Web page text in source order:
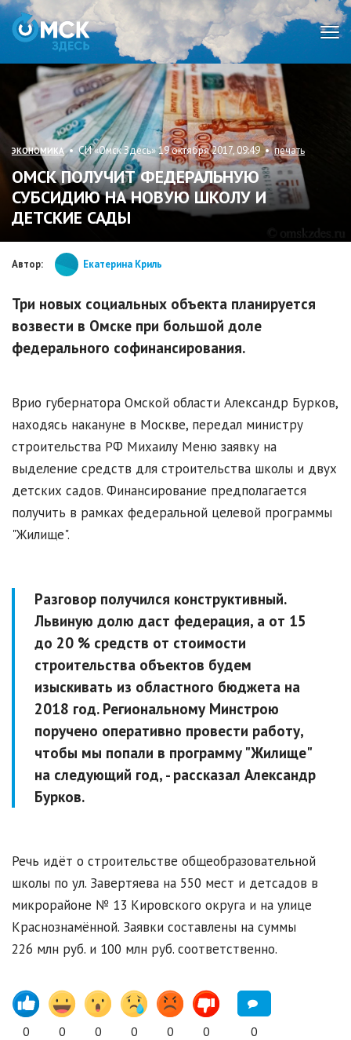
ЭКОНОМИКА• СИ «Омск Здесь» 19 октября 2017, 09:49 •печать
ОМСК ПОЛУЧИТ ФЕДЕРАЛЬНУЮ
СУБСИДИЮ НА НОВУЮ ШКОЛУ И
ДЕТСКИЕ САДЫ
Автор: Екатерина Криль
Три новых социальных объекта планируется
возвести в Омске при большой доле
федерального софинансирования.
Врио губернатора Омской области Александр Бурков,
находясь накануне в Москве, передал министру
строительства РФ Михаилу Меню заявку на
выделение средств для строительства школы и двух
детских садов. Финансирование предполагается
получить в рамках федеральной целевой программы
"Жилище".
Разговор получился конструктивный.
Львиную долю даст федерация, а от 15
до 20 % средств от стоимости
строительства объектов будем
изыскивать из областного бюджета на
2018 год. Региональному Минстрою
поручено оперативно провести работу,
чтобы мы попали в программу "Жилище"
на следующий год, - рассказал Александр
Бурков.
Речь идёт о строительстве общеобразовательной
школы по ул. Завертяева на 550 мест и детсадов в
микрорайоне № 13 Кировского округа и на улице
Краснознамённой. Заявки составлены на суммы
226 млн руб. и 100 млн руб. соответственно.
0 0 0 0 0 0 0